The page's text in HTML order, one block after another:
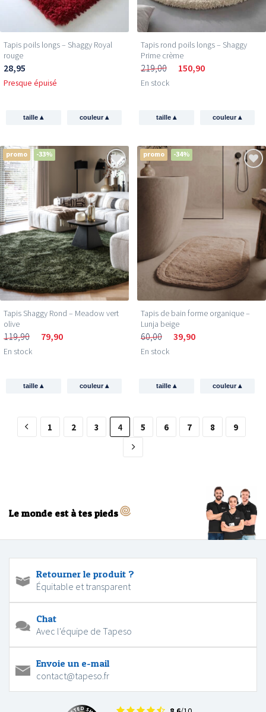
Tapis poils longs – Shaggy Royal
rouge
28,95
Presque épuisé
taille▴ couleur▴
Tapis rond poils longs – Shaggy
Prime crème
219,00 150,90
En stock
taille▴ couleur▴
promo -33%
Tapis Shaggy Rond – Meadow vert
olive
119,90 79,90
En stock
taille▴ couleur▴
promo -34%
Tapis de bain forme organique –
Lunja beige
60,00 39,90
En stock
taille▴ couleur▴
1 2 3 4 5 6 7 8 9
Le monde est à tes pieds
Retourner le produit ?
Équitable et transparent
Chat
Avec l'équipe de Tapeso
Envoie un e-mail
contact@tapeso.fr